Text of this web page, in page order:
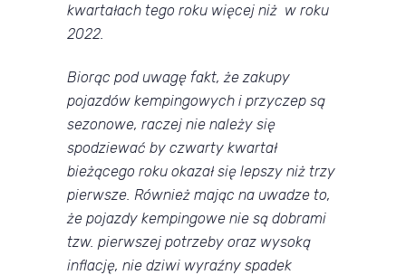
kwartałach tego roku więcej niż w roku
2022.
Biorąc pod uwagę fakt, że zakupy
pojazdów kempingowych i przyczep są
sezonowe, raczej nie należy się
spodziewać by czwarty kwartał
bieżącego roku okazał się lepszy niż trzy
pierwsze. Również mając na uwadze to,
że pojazdy kempingowe nie są dobrami
tzw. pierwszej potrzeby oraz wysoką
inflację, nie dziwi wyraźny spadek